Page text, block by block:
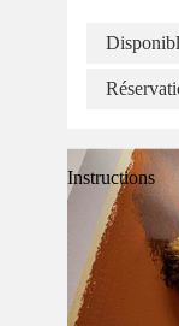
Instructions